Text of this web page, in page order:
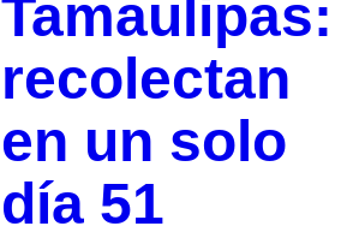
Tamaulipas:
recolectan
en un solo
día 51